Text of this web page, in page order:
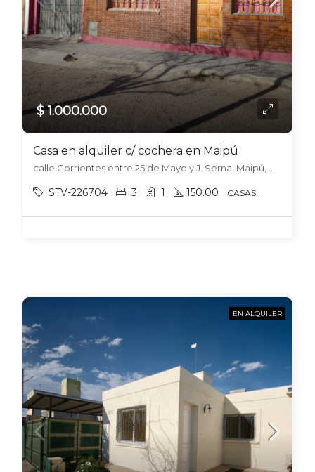
$ 1.000.000
Casa en alquiler c/ cochera en Maipú
calle Corrientes entre 25 de Mayo y J. Serna, Maipú, Maipú
STV-226704 3 1 150.00 CASAS
EN ALQUILER